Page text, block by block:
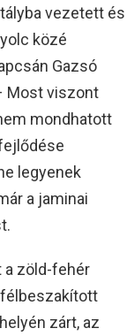
vezetett és
közé
Gazsó
Most viszont
mondhatott
legyenek
a jaminai
a zöld-fehér
zárt, az